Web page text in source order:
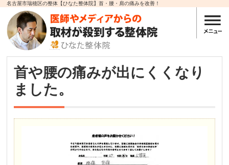
名古屋市瑞穂区の整体【ひなた整体院】首・腰・肩の痛みを改善！
首や腰の痛みが出にくくなり
ました。